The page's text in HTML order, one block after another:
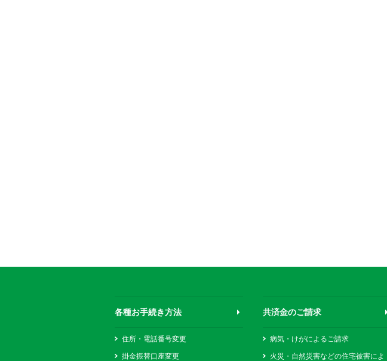
各種お手続き方法
住所・電話番号変更
掛金振替口座変更
共済金のご請求
病気・けがによるご請求
火災・自然災害などの住宅被害によ